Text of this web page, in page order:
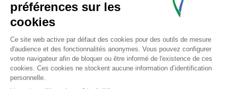
Inscrivez-vous àla lettre d’information
l’Agence du tourisme de la Corse.